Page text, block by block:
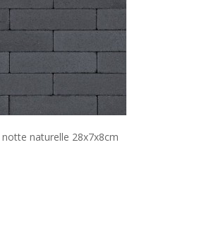
naturelle 28x7x8cm